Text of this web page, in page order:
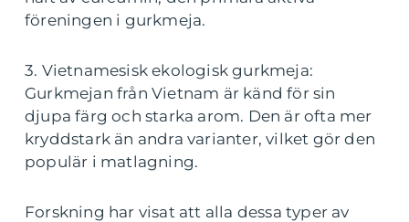
föreningen i gurkmeja.
3. Vietnamesisk ekologisk gurkmeja:
Gurkmejan från Vietnam är känd för sin
djupa färg och starka arom. Den är ofta mer
kryddstark än andra varianter, vilket gör den
populär i matlagning.
Forskning har visat att alla dessa typer av